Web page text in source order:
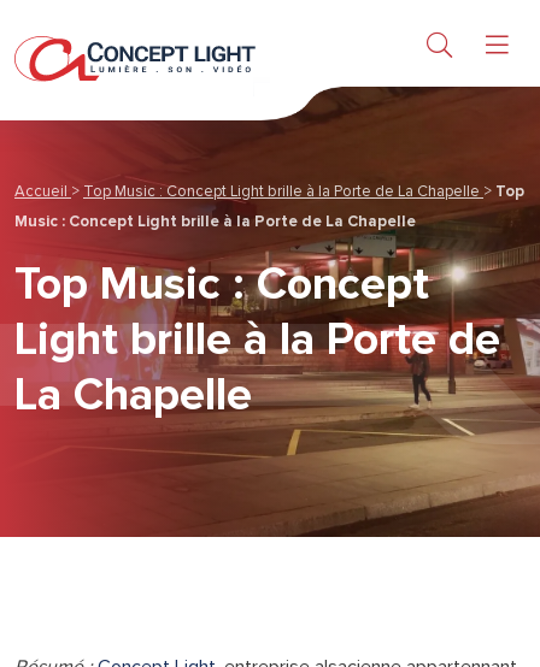
Lumière
Son & Vidéo
Produits
Etudes & services
A propos
Actu & réalisations
Accueil > Top Music : Concept Light brille à la Porte de La Chapelle > Top
Music : Concept Light brille à la Porte de La Chapelle
Top Music : Concept
Light brille à la Porte de
La Chapelle